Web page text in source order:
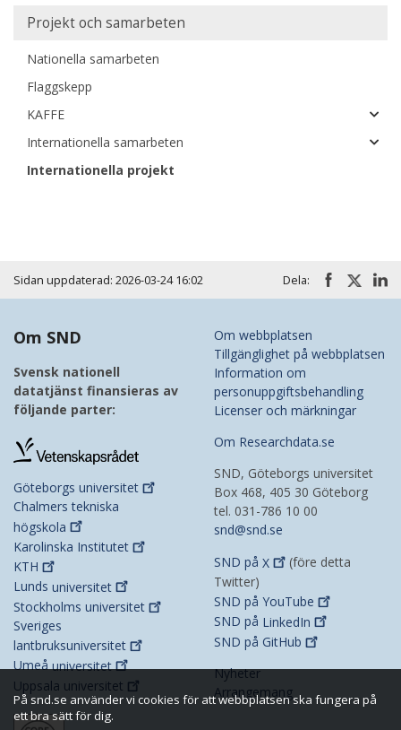
Main
Projekt och samarbeten
Nationella samarbeten
Flaggskepp
KAFFE
Internationella samarbeten
Internationella projekt
Sidan uppdaterad: 2026-03-24 16:02 Dela:
Om SND
Svensk nationell
datatjänst finansieras av
följande parter:
Göteborgs universitet
Chalmers tekniska
högskola
Karolinska Institutet
KTH
Lunds universitet
Stockholms universitet
Sveriges
lantbruksuniversitet
Umeåuniversitet
Uppsala universitet
Om webbplatsen
Tillgänglighet på webbplatsen
Information om
personuppgiftsbehandling
Licenser och märkningar
Om Researchdata.se
SND, Göteborgs universitet
Box 468, 405 30 Göteborg
tel. 031-786 10 00
snd@snd.se
SND på X
(före detta
Twitter)
SND på YouTube
SND på LinkedIn
SND på GitHub
Nyheter
Arrangemang
På snd.se använder vi cookies för att webbplatsen ska fungera på
ett bra sätt för dig.